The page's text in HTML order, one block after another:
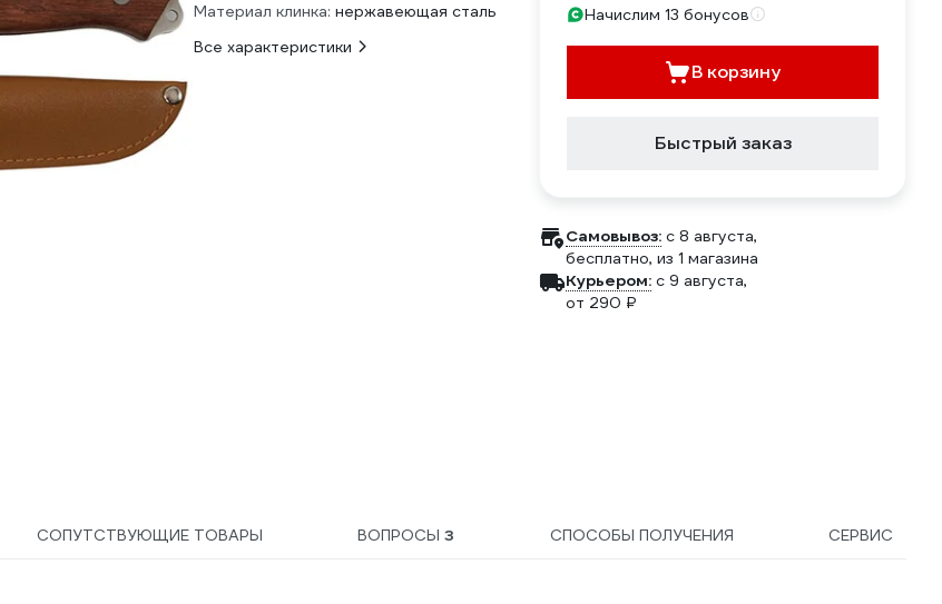
Материал клинка: нержавеющая сталь
Все характеристики
Начислим 13 бонусов
В корзину
Быстрый заказ
Самовывоз: c 8 августа,
бесплатно, из 1 магазина
Курьером: c 9 августа,
от 290 ₽
СОПУТСТВУЮЩИЕ ТОВАРЫ ВОПРОСЫ3 СПОСОБЫ ПОЛУЧЕНИЯ СЕРВИС